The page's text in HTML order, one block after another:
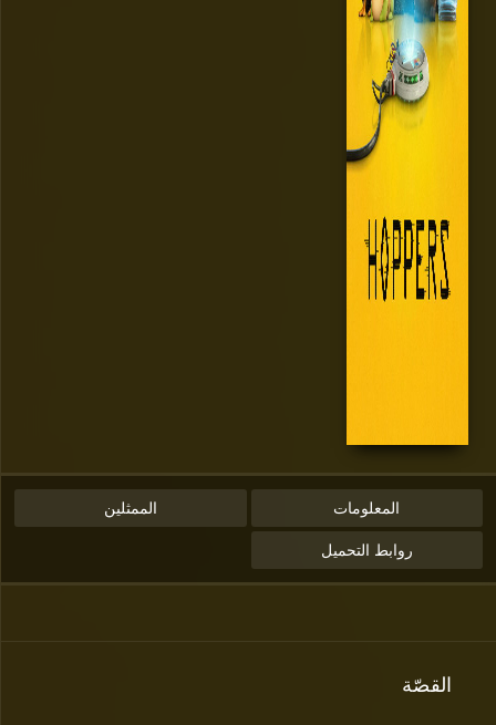
المعلومات الممثلين
روابط التحميل
القصّة